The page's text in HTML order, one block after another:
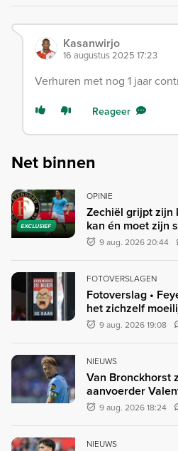
Kasanwirjo
16 augustus 2025 17:23
Verhuren met nog 1 jaar
Reageer
Net binnen
EXCLUSIEF
OPINIE
Zechiël grijpt zijn
kan én moet zijn
9 aug. 2026 20:44
FOTOVERSLAGEN
Fotoverslag •
het zichzelf
9 aug. 2026 19:08
NIEUWS
Van Bronckhorst
aanvoerder
9 aug. 2026 18:24
NIEUWS